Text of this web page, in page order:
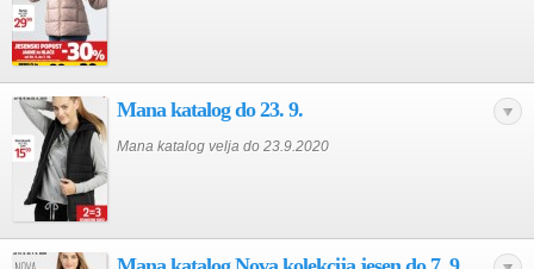
Mana katalog do 23. 9.
Mana katalog velja do 23.9.2020